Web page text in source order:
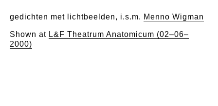
gedichten met lichtbeelden, i.s.m. Menno Wigman
Shown at L&F Theatrum Anatomicum (02–06–
2000)